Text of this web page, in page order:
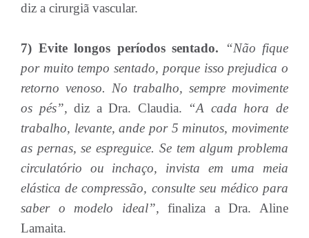
diz a cirurgiã vascular.
7) Evite longos períodos sentado.
“Não fique
por muito tempo sentado, porque isso prejudica o
retorno venoso. No trabalho, sempre movimente
os pés”, diz a Dra. Claudia. “A cada hora de
trabalho, levante, ande por 5 minutos, movimente
as pernas, se espreguice. Se tem algum problema
circulatório ou inchaço, invista em uma meia
elástica de compressão, consulte seu médico para
saber o modelo ideal”,finaliza a Dra. Aline
Lamaita.